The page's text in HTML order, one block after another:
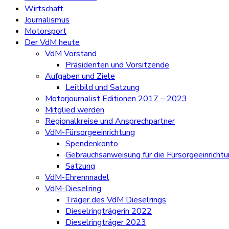
Wirtschaft
Journalismus
Motorsport
Der VdM heute
VdM Vorstand
Präsidenten und Vorsitzende
Aufgaben und Ziele
Leitbild und Satzung
Motorjournalist Editionen 2017 – 2023
Mitglied werden
Regionalkreise und Ansprechpartner
VdM-Fürsorgeeinrichtung
Spendenkonto
Gebrauchsanweisung für die
Satzung
VdM-Ehrennnadel
VdM-Dieselring
Träger des VdM Dieselrings
Dieselringträgerin 2022
Dieselringträger 2023